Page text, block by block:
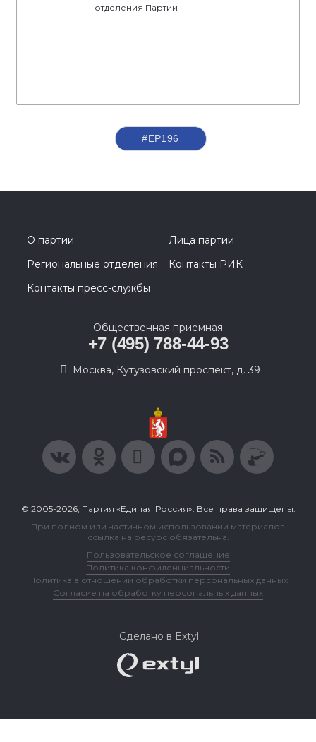
отделения Партии
#ЕР196
О партии
Лица партии
Региональные отделения
Контакты РИК
Контакты пресс-службы
Общественная приемная
+7 (495) 788-44-93
Москва, Кутузовский проспект, д. 39
© 2005-2026, Партия «Единая Россия». Все права защищены.
При полном или частичном использовании материалов
ссылка на ресурс обязательна.
Пользовательское соглашение
Политика конфиденциальности
Политика в отношении обработки персональных данных
Согласие на обработку персональных данных
Сделано в Extyl